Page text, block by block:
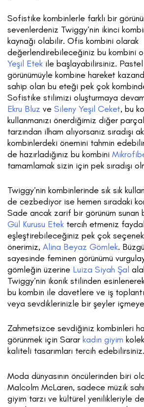
Sofistike kombinlerle farklı bir
sevenlerdeniz Twiggy’nin ikinci
kaynağı olabilir. Ofis kombini olarak
değerlendirebileceğiniz bu kombini
Yeşil Etek ile başlayabilirsiniz.
görünümüyle kombine hareket
sahip olan bu eteği pek çok
Sofistike stilimizi oluşturmaya
Ekru Bluz ve Sileny Yeşil Ceket, bu
kullanmanızı önerdiğimiz diğer
tarzından ilham alıyorsanız sıradışı
kombinlerdeki önemini tahmin
de hazırladığınız bu kombini
tamamlamak sizin için pek sıradışı
Twiggy’nin kombinlerinde sık sık
de cezbediyor ise hemen sıradaki
Sade ancak zarif bir görünüm sunan
Gül Kurusu Etek tercih etmeniz
eşleştirebileceğiniz pek çok
önerimiz, Alina Beyaz Gömlek.
sayesinde feminen görünümü
gömleğin üzerine Luiza Siyah Şal
Twiggy’nin ikonik stilinden
bu kombin ile davetlere ve iş
veya sevdiklerinizle bir şeyler
Zahmetsizce sevdiğiniz kombinleri
görünmek için Sarar kadın giyim
kaliteli tasarımları tercih edebilirsiniz.
Moda dünyasının öncülerinden biri
Malcolm McLaren, sadece müzik
giyim tarzı ve kültürel yenilikleriyle